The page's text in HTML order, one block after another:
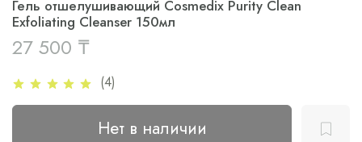
(4)
Гель отшелушивающий Cosmedix Purity Clean
Exfoliating Cleanser 150мл
27 500 ₸
Нет в наличии